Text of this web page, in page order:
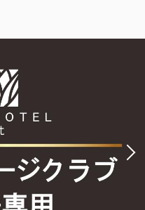
会員価格 14,554円
大人1 名1室
税・手数料込
15,320